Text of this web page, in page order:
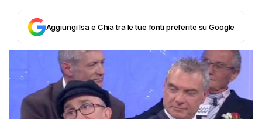
Aggiungi Isa e Chia tra le tue fonti preferite su Google